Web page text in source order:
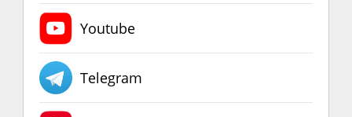
Youtube
Telegram